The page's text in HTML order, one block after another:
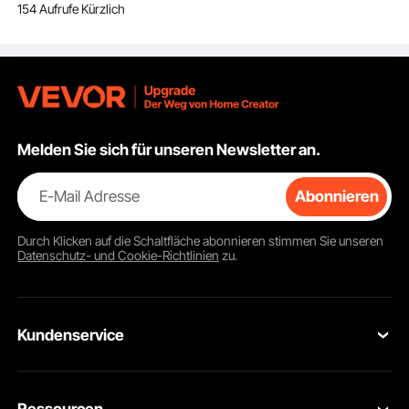
mit unterem Gurt,
154 Aufrufe Kürzlich
Melden Sie sich für unseren Newsletter an.
E-Mail Adresse Abonnieren
Durch Klicken auf die Schaltflächeabonnieren stimmen Sie unseren
Datenschutz- und Cookie-Richtlinien zu.
Kundenservice